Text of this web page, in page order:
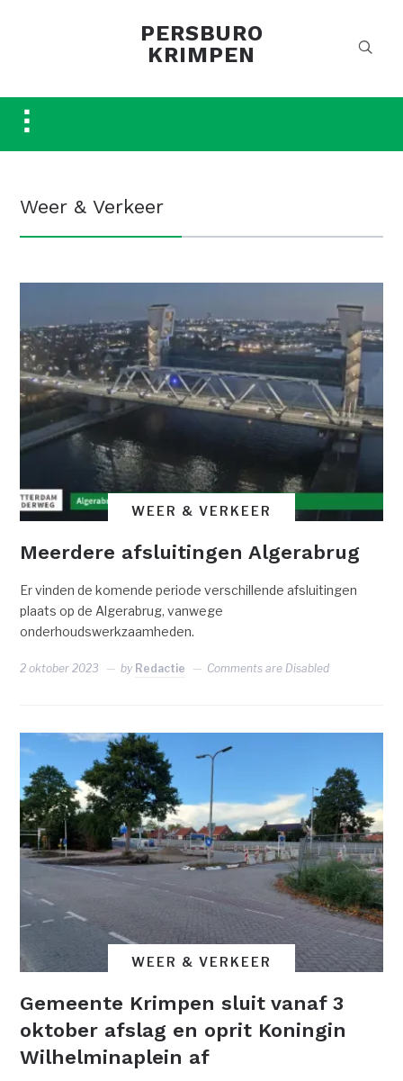
PERSBURO
KRIMPEN
Toggle
sidebar
Weer & Verkeer
WEER & VERKEER
Meerdere afsluitingen Algerabrug
Er vinden de komende periode verschillende afsluitingen
plaats op de Algerabrug, vanwege
onderhoudswerkzaamheden.
2 oktober 2023 by Redactie Comments are Disabled
WEER & VERKEER
Gemeente Krimpen sluit vanaf 3
oktober afslag en oprit Koningin
Wilhelminaplein af